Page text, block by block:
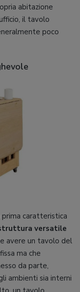
abitazione
il tavolo
poco
caratteristica
versatile
avere un tavolo del
ma che
da parte,
ambienti sia interni